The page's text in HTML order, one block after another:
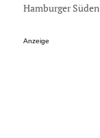
Hamburger Süden
Anzeige